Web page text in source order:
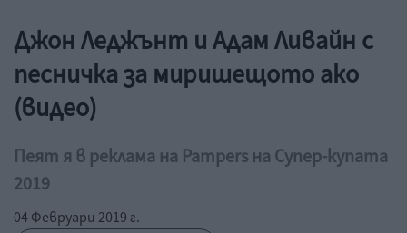
Джон Леджънт и Адам Ливайн с
песничка за миришещото ако
(видео)
Пеят я в реклама на Pampers на Супер-купата
2019
04 Февруари 2019 г.